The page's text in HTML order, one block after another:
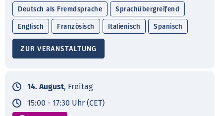
Deutsch als Fremdsprache Sprachübergreifend
Englisch Französisch Italienisch Spanisch
ZUR VERANSTALTUNG
14. August, Freitag
15:00 - 17:30 Uhr (CET)